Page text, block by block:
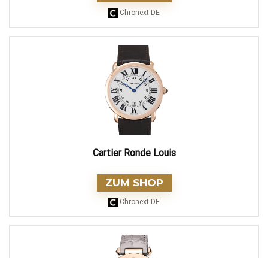
Chronext DE
Cartier Ronde Louis
ZUM SHOP
Chronext DE